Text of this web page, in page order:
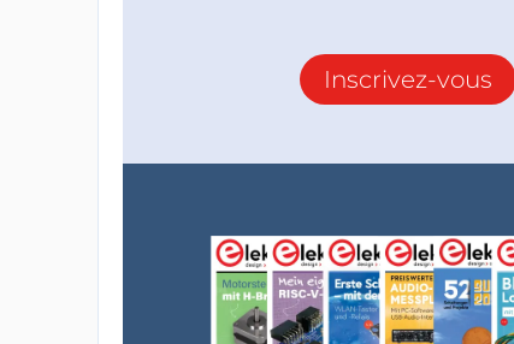
Inscrivez-vous